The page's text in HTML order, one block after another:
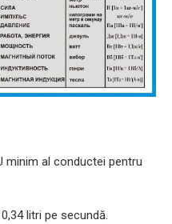
minim al conductei pentru
litri pe secundă.